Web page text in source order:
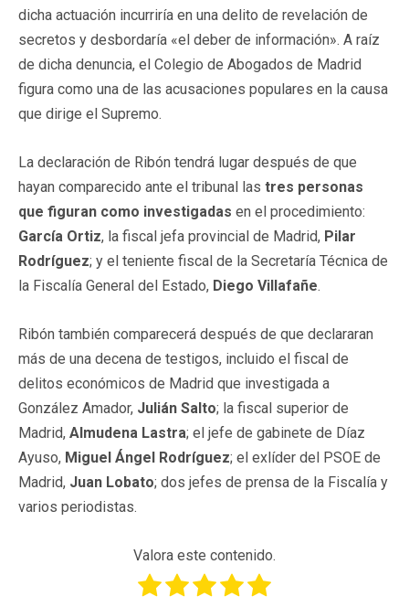
dicha actuación incurriría en una delito de revelación de
secretos y desbordaría «el deber de información». A raíz
de dicha denuncia, el Colegio de Abogados de Madrid
figura como una de las acusaciones populares en la causa
que dirige el Supremo.
La declaración de Ribón tendrá lugar después de que
hayan comparecido ante el tribunal las tres personas
que figuran como investigadas en el procedimiento:
García Ortiz, la fiscal jefa provincial de Madrid, Pilar
Rodríguez; y el teniente fiscal de la Secretaría Técnica de
la Fiscalía General del Estado, Diego Villafañe.
Ribón también comparecerá después de que declararan
más de una decena de testigos, incluido el fiscal de
delitos económicos de Madrid que investigada a
González Amador, Julián Salto; la fiscal superior de
Madrid, Almudena Lastra; el jefe de gabinete de Díaz
Ayuso, Miguel Ángel Rodríguez; el exlíder del PSOE de
Madrid, Juan Lobato; dos jefes de prensa de la Fiscalía y
varios periodistas.
Valora este contenido.